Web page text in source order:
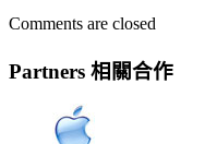
Comments are closed
Partners 相關合作